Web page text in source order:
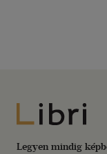
Libri
Legyen mindig